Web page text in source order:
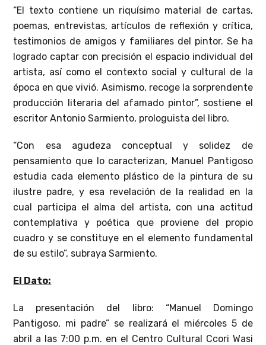
“El texto contiene un riquísimo material de cartas,
poemas, entrevistas, artículos de reflexión y crítica,
testimonios de amigos y familiares del pintor. Se ha
logrado captar con precisión el espacio individual del
artista, así como el contexto social y cultural de la
época en que vivió. Asimismo, recoge la sorprendente
producción literaria del afamado pintor”, sostiene el
escritor Antonio Sarmiento, prologuista del libro.
“Con esa agudeza conceptual y solidez de
pensamiento que lo caracterizan, Manuel Pantigoso
estudia cada elemento plástico de la pintura de su
ilustre padre, y esa revelación de la realidad en la
cual participa el alma del artista, con una actitud
contemplativa y poética que proviene del propio
cuadro y se constituye en el elemento fundamental
de su estilo”, subraya Sarmiento.
El Dato:
La presentación del libro: “Manuel Domingo
Pantigoso, mi padre” se realizará el miércoles 5 de
abril a las 7:00 p.m. en el Centro Cultural Ccori Wasi